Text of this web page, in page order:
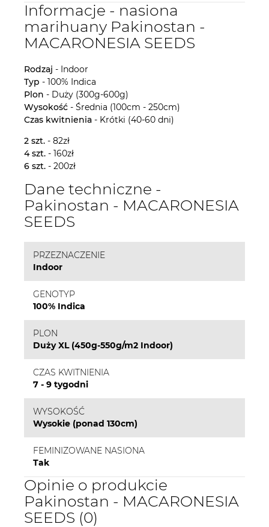
Informacje - nasiona
marihuany Pakinostan -
MACARONESIA SEEDS
Rodzaj - Indoor
Typ - 100% Indica
Plon - Duży (300g-600g)
Wysokość - Średnia (100cm - 250cm)
Czas kwitnienia - Krótki (40-60 dni)
2 szt. - 82zł
4 szt. - 160zł
6 szt. - 200zł
Dane techniczne -
Pakinostan - MACARONESIA
SEEDS
PRZEZNACZENIE
Indoor
GENOTYP
100% Indica
PLON
Duży XL (450g-550g/m2 Indoor)
CZAS KWITNIENIA
7 - 9 tygodni
WYSOKOŚĆ
Wysokie (ponad 130cm)
FEMINIZOWANE NASIONA
Tak
Opinie o produkcie
Pakinostan - MACARONESIA
SEEDS (0)